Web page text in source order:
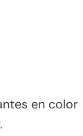
en color